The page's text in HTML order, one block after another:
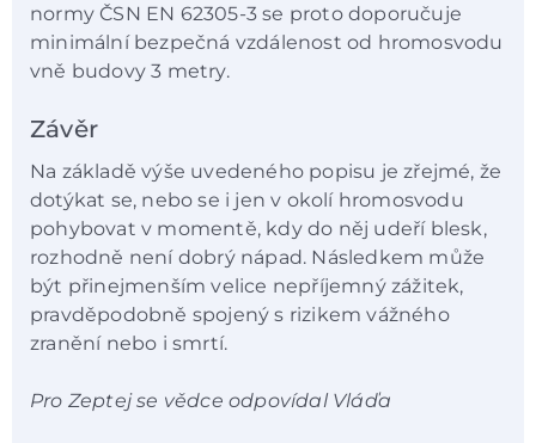
normy ČSN EN 62305-3 se proto doporučuje
minimální bezpečná vzdálenost od hromosvodu
vně budovy 3 metry.
Závěr
Na základě výše uvedeného popisu je zřejmé, že
dotýkat se, nebo se i jen v okolí hromosvodu
pohybovat v momentě, kdy do něj udeří blesk,
rozhodně není dobrý nápad. Následkem může
být přinejmenším velice nepříjemný zážitek,
pravděpodobně spojený s rizikem vážného
zranění nebo i smrtí.
Pro Zeptej se vědce odpovídal Vláďa